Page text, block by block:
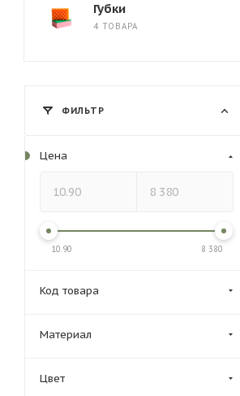
Губки
4 ТОВАРА
ФИЛЬТР
Цена
10.90 8 380
Код товара
Материал
Цвет